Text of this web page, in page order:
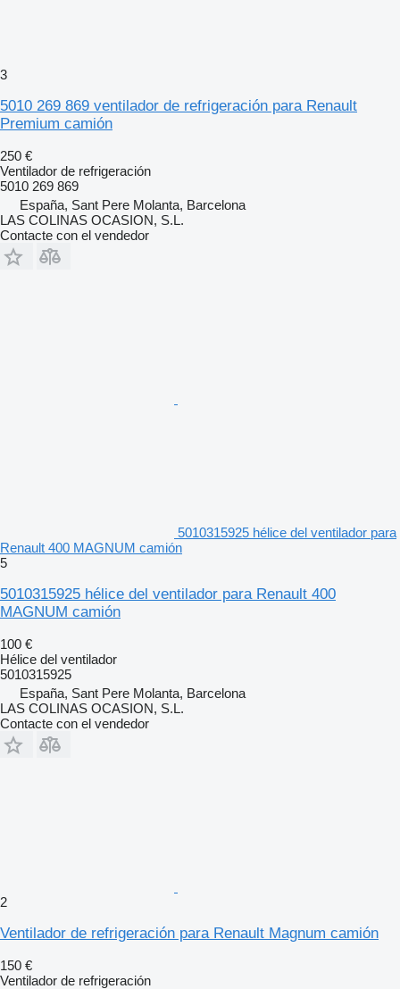
3
5010 269 869 ventilador de refrigeración para Renault
Premium camión
250 €
Ventilador de refrigeración
5010 269 869
España, Sant Pere Molanta, Barcelona
LAS COLINAS OCASION, S.L.
Contacte con el vendedor
5010315925 hélice del ventilador para
Renault 400 MAGNUM camión
5
5010315925 hélice del ventilador para Renault 400
MAGNUM camión
100 €
Hélice del ventilador
5010315925
España, Sant Pere Molanta, Barcelona
LAS COLINAS OCASION, S.L.
Contacte con el vendedor
2
Ventilador de refrigeración para Renault Magnum camión
150 €
Ventilador de refrigeración